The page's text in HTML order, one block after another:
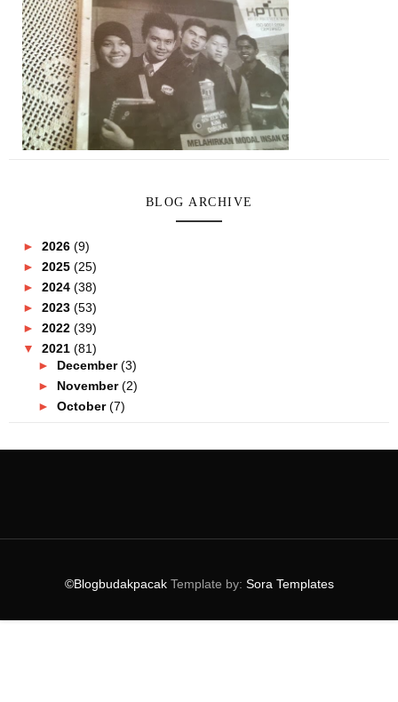
BLOG ARCHIVE
► 2026 (9)
► 2025 (25)
► 2024 (38)
► 2023 (53)
► 2022 (39)
▼ 2021 (81)
► December(3)
► November(2)
► October(7)
►August(10)
Buffet Ramadan Sedap Di Puchong Bagi Tahun 2021 | ...
Bateri Kereta Kong! Pengalaman Menggunakan Baterik...
©Blogbudakpacak Template by: Sora Templates